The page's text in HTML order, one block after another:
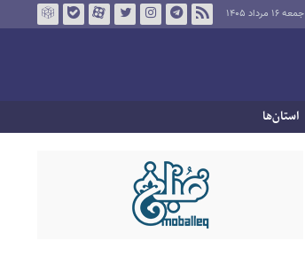
جمعه ۱۶ مرداد ۱۴۰۵
استان‌ها